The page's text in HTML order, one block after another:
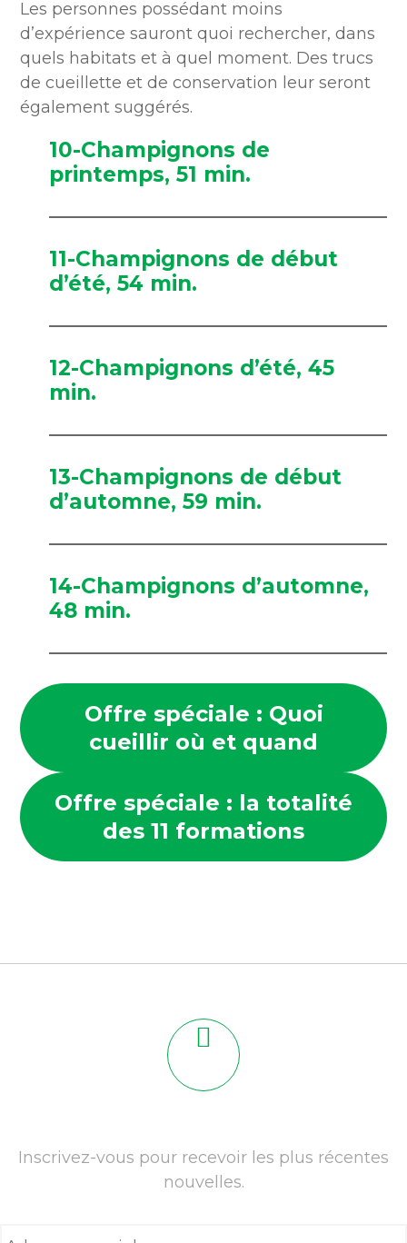
Les personnes possédant moins
d’expérience sauront quoi rechercher, dans
quels habitats et à quel moment. Des trucs
de cueillette et de conservation leur seront
également suggérés.
10-Champignons de
printemps, 51 min.
11-Champignons de début
d’été, 54 min.
12-Champignons d’été, 45
min.
13-Champignons de début
d’automne, 59 min.
14-Champignons d’automne,
48 min.
Offre spéciale : Quoi
cueillir où et quand
Offre spéciale : la totalité
des 11 formations
Inscrivez-vous pour recevoir les plus récentes
nouvelles.